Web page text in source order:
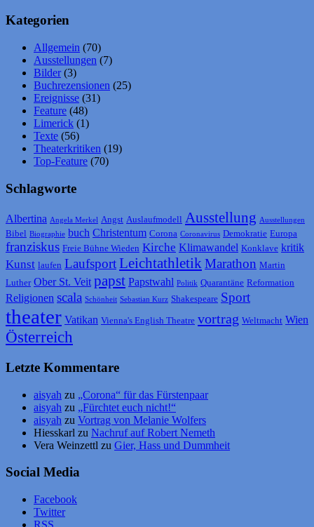
Kategorien
Allgemein (70)
Ausstellungen (7)
Bilder(3)
Buchrezensionen (25)
Ereignisse (31)
Feature (48)
Limerick (1)
Texte (56)
Theaterkritiken (19)
Top-Feature (70)
Schlagworte
Albertina Angela Merkel Angst Auslaufmodell Ausstellung Ausstellungen
Bibel Biographie buch Christentum Corona Coronavirus Demokratie Europa
franziskus Freie Bühne Wieden Kirche Klimawandel Konklave kritik
Kunst laufen LaufsportLeichtathletikMarathon Martin
Luther Ober St. Veit papst Papstwahl Politik Quarantäne Reformation
Religionen scala Schönheit Sebastian Kurz Shakespeare Sport
theater Vatikan Vienna's English Theatre vortrag Weltmacht Wien
Österreich
Letzte Kommentare
aisyah zu „Corona“ für das Fürstenpaar
aisyah zu „Fürchtet euch nicht!“
aisyah zu Vortrag von Melanie Wolfers
Hiesskarl zu Nachruf auf Robert Nemeth
Vera Weinzettl zu Gier, Hass und Dummheit
Social Media
Facebook
Twitter
RSS